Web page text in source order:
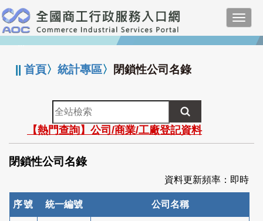
跳
到
主
要
:::
||首頁〉統計專區〉 閉鎖性公司名錄
全
站
檢
索
【熱門查詢】公司/商業/工廠登記資料
閉鎖性公司名錄
資料更新頻率：即時
序號 統一編號 公司名稱